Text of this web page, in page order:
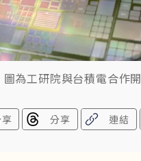
為工研院與台積電合作
分享 連結